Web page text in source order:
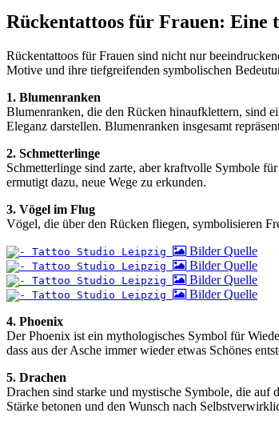
Rückentattoos für Frauen: Eine
Rückentattoos für Frauen sind nicht nur
Motive und ihre tiefgreifenden symbolischen
1. Blumenranken
Blumenranken, die den Rücken hinaufklettern, sind
Eleganz darstellen. Blumenranken insgesamt
2. Schmetterlinge
Schmetterlinge sind zarte, aber kraftvolle Symbole
ermutigt dazu, neue Wege zu erkunden.
3. Vögel im Flug
Vögel, die über den Rücken fliegen, symbolisieren
Bilder Quelle
Bilder Quelle
Bilder Quelle
Bilder Quelle
4. Phoenix
Der Phoenix ist ein mythologisches Symbol für
dass aus der Asche immer wieder etwas Schönes
5. Drachen
Drachen sind starke und mystische Symbole, die auf
Stärke betonen und den Wunsch nach